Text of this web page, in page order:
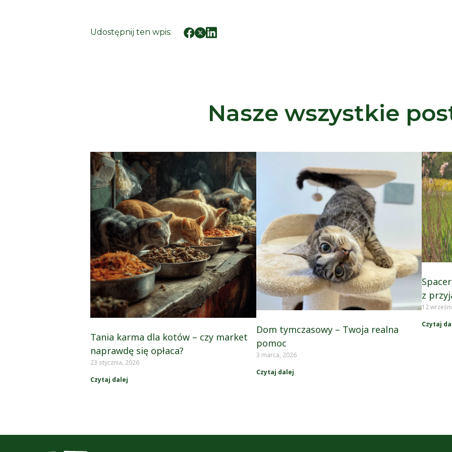
Udostępnij ten wpis:
Nasze wszystkie
Tania karma dla kotów – czy market
naprawdę się opłaca?
23 stycznia, 2026
Czytaj dalej
Dom tymczasowy – Twoja realna
pomoc
3 marca, 2026
Czytaj dalej
z
12
Czytaj